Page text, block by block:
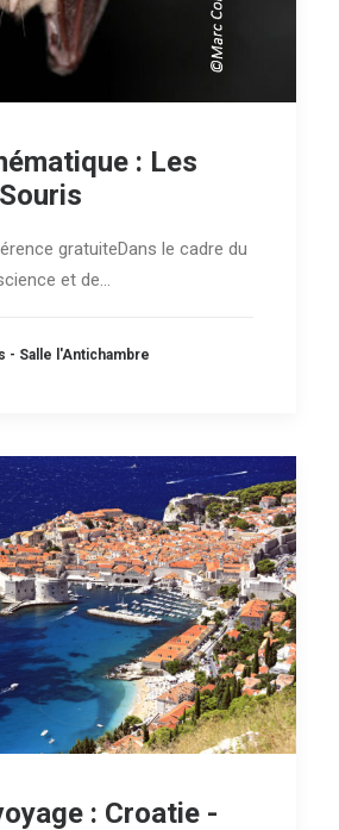
: Les
gratuiteDans le cadre du
et de…
- Salle l'Antichambre
: Croatie -